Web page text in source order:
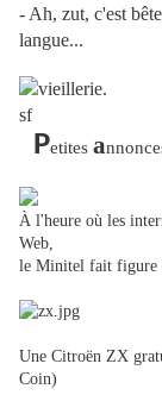
- Ah, zut, c'est
langue...
Petites a
À l'heure où les
Web,
le Minitel fait figure
Une Citroën ZX
Coin)